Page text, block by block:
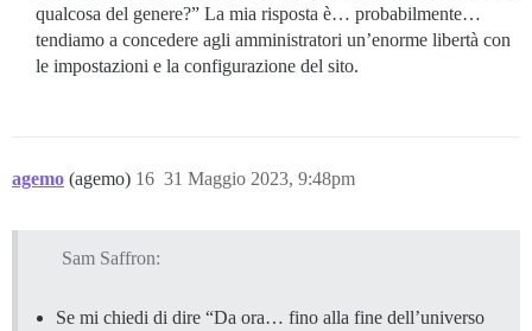
qualcosa del genere?” La mia risposta è… probabilmente…
tendiamo a concedere agli amministratori un’enorme libertà con
le impostazioni e la configurazione del sito.
agemo (agemo) 31 Maggio 2023, 9:48pm
16
Sam Saffron:
Se mi chiedi di dire “Da ora… fino alla fine dell’universo